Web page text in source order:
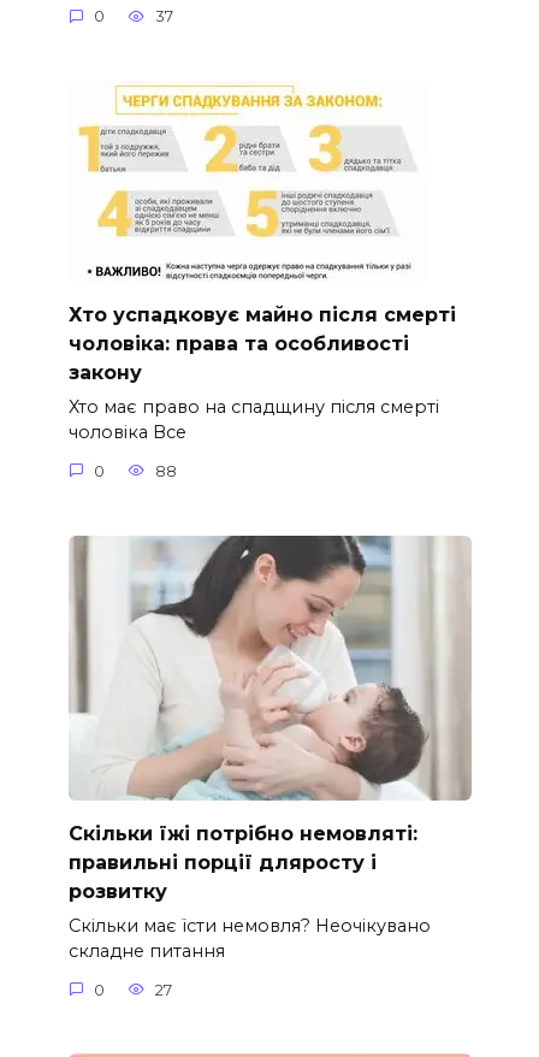
0 37
Хто успадковує майно після смерті
чоловіка: права та особливості
закону
Хто має право на спадщину після смерті
чоловіка Все
0 88
Скільки їжі потрібно немовляті:
правильні порції дляросту і
розвитку
Скільки має їсти немовля? Неочікувано
складне питання
0 27